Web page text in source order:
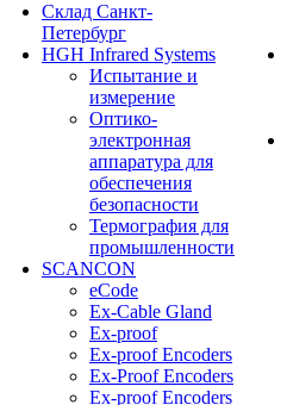
Cклад Санкт-
Петербург
HGH Infrared Systems
Испытание и
измерение
Оптико-
электронная
аппаратура для
обеспечения
безопасности
Термография для
промышленности
SCANCON
eCode
Ex-Cable Gland
Ex-proof
Ex-proof Encoders
Ex-Proof Encoders
Ex-proof Encoders